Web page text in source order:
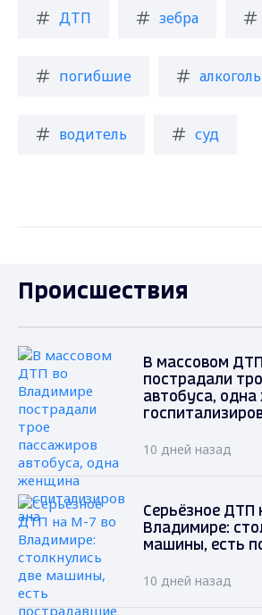
ДТП зебра
погибшие алкоголь
водитель суд
Происшествия
В массовом
пострадали
автобуса,
10 дней назад
Серьёзное ДТП
Владимире:
машины, есть
10 дней назад